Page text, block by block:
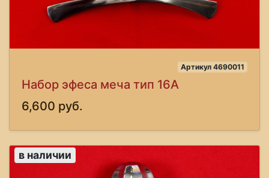
Артикул 4690011
Набор эфеса меча тип 16А
6,600 руб.
в наличии